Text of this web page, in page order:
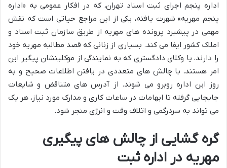
اداره پنجم اجرای ثبت اسناد تهران، که در افکار عمومی به «اداره
پنجم مهریه» شهرت یافته، یکی از این مراجع حیاتی است که نقش
مهمی در پیشبرد پرونده های مهریه از طریق سازمان ثبت اسناد و
املاک کشور ایفا می کند. بسیاری از زنانی که قصد مطالبه مهریه خود
را دارند، یا وکلای دادگستری که به نمایندگی از موکلینشان پیگیر این
امر هستند، با چالش های متعددی در یافتن اطلاعات صحیح و به
روز این اداره روبرو می شوند. از آدرس های متناقض و شایعات
جابجایی گرفته تا ابهامات در ساعات کاری و مدارک مورد نیاز، هر یک
می تواند به سردرگمی و اتلاف وقت و انرژی منجر شود.
گره گشایی از چالش های پیگیری
مهریه در اداره ثبت